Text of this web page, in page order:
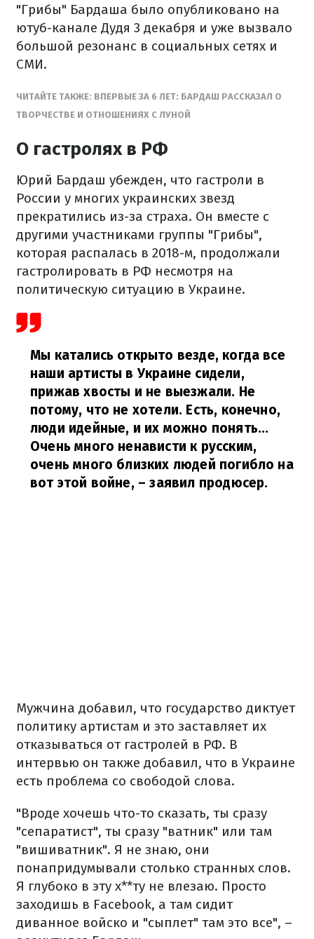
"Грибы" Бардаша было опубликовано на
ютуб-канале Дудя 3 декабря и уже вызвало
большой резонанс в социальных сетях и
СМИ.
ЧИТАЙТЕ ТАКЖЕ: ВПЕРВЫЕ ЗА 6 ЛЕТ: БАРДАШ РАССКАЗАЛ О
ТВОРЧЕСТВЕ И ОТНОШЕНИЯХ С ЛУНОЙ
О гастролях в РФ
Юрий Бардаш убежден, что гастроли в
России у многих украинских звезд
прекратились из-за страха. Он вместе с
другими участниками группы "Грибы",
которая распалась в 2018-м, продолжали
гастролировать в РФ несмотря на
политическую ситуацию в Украине.
Мы катались открыто везде, когда все
наши артисты в Украине сидели,
прижав хвосты и не выезжали. Не
потому, что не хотели. Есть, конечно,
люди идейные, и их можно понять...
Очень много ненависти к русским,
очень много близких людей погибло на
вот этой войне, – заявил продюсер.
Мужчина добавил, что государство диктует
политику артистам и это заставляет их
отказываться от гастролей в РФ. В
интервью он также добавил, что в Украине
есть проблема со свободой слова.
"Вроде хочешь что-то сказать, ты сразу
"сепаратист", ты сразу "ватник" или там
"вишиватник". Я не знаю, они
понапридумывали столько странных слов.
Я глубоко в эту х**ту не влезаю. Просто
заходишь в Facebook, а там сидит
диванное войско и "сыплет" там это все", –